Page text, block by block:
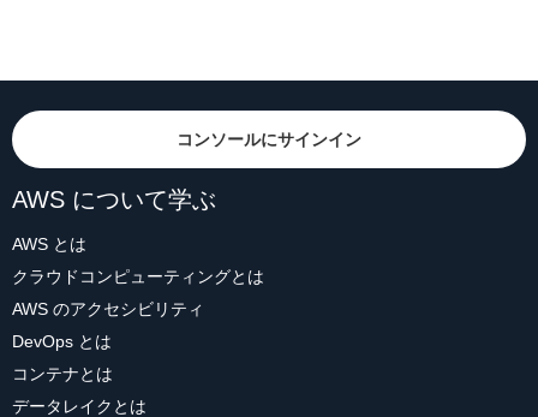
コンソールにサインイン
AWS について学ぶ
AWS とは
クラウドコンピューティングとは
AWS のアクセシビリティ
DevOps とは
コンテナとは
データレイクとは